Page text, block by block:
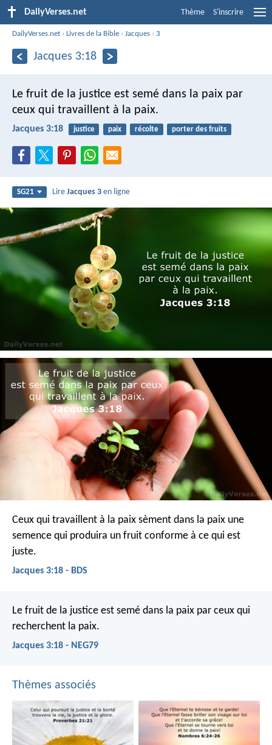
DailyVerses.net Thème S'inscrire
DailyVerses.net ›Livres de la Bible ›Jacques ›3
Jacques 3:18
Le fruit de la justice est semé dans la paix par
ceux qui travaillent à la paix.
Jacques 3:18 justice paix récolte porter des fruits
SG21 LireJacques 3 en ligne
Ceux qui travaillent à la paix sèment dans la paix une
semence qui produira un fruit conforme à ce qui est
juste.
Jacques 3:18 - BDS
Le fruit de la justice est semé dans la paix par ceux qui
recherchent la paix.
Jacques 3:18 - NEG79
Thèmes associés